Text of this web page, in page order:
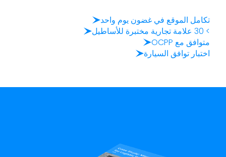
تكامل الموقع في غضون يوم واحد
> 30 علامة تجارية مختبرة للأساطيل
متوافق مع OCPP
اختبار توافق السيارة